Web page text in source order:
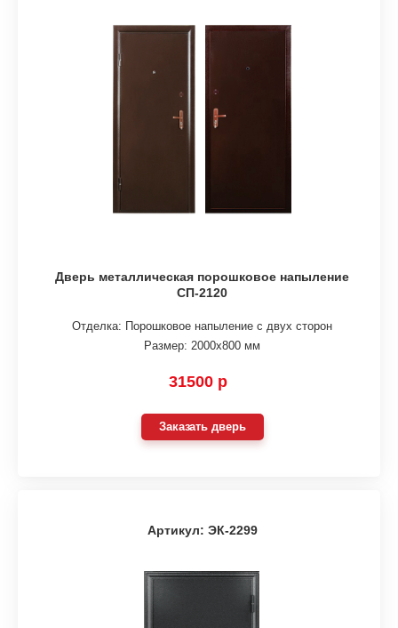
Дверь металлическая порошковое напыление
СП-2120
Отделка: Порошковое напыление с двух сторон
Размер: 2000х800 мм
31500 р
Заказать дверь
Артикул: ЭК-2299